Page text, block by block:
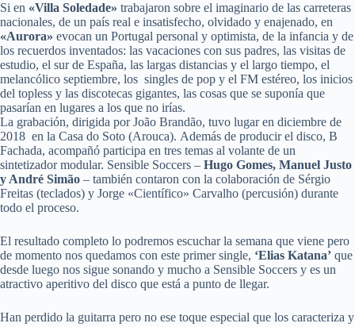
Si en «Villa Soledade» trabajaron sobre el imaginario de las carreteras
nacionales, de un país real e insatisfecho, olvidado y enajenado, en
«Aurora» evocan un Portugal personal y optimista, de la infancia y de
los recuerdos inventados: las vacaciones con sus padres, las visitas de
estudio, el sur de España, las largas distancias y el largo tiempo, el
melancólico septiembre, los singles de pop y el FM estéreo, los inicios
del topless y las discotecas gigantes, las cosas que se suponía que
pasarían en lugares a los que no irías.
La grabación, dirigida por João Brandão, tuvo lugar en diciembre de
2018 en la Casa do Soto (Arouca). Además de producir el disco, B
Fachada, acompañó participa en tres temas al volante de un
sintetizador modular. Sensible Soccers – Hugo Gomes, Manuel Justo
y André Simão – también contaron con la colaboración de Sérgio
Freitas (teclados) y Jorge «Científico» Carvalho (percusión) durante
todo el proceso.
El resultado completo lo podremos escuchar la semana que viene pero
de momento nos quedamos con este primer single, ‘Elias Katana’ que
desde luego nos sigue sonando y mucho a Sensible Soccers y es un
atractivo aperitivo del disco que está a punto de llegar.
Han perdido la guitarra pero no ese toque especial que los caracteriza y